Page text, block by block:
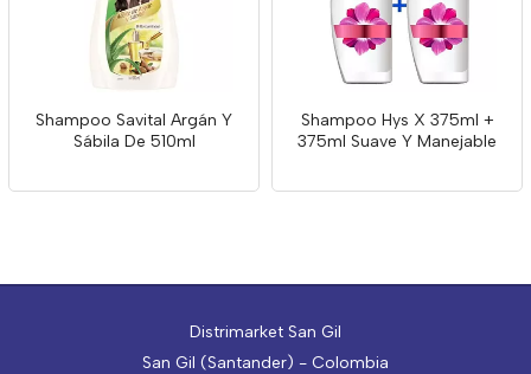
Shampoo Savital Argán Y
Sábila De 510ml
Shampoo Hys X 375ml +
375ml Suave Y Manejable
Distrimarket San Gil
San Gil (Santander) - Colombia